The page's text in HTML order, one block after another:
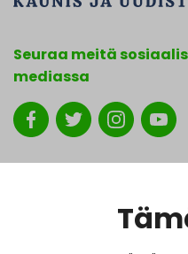
Seuraa meitä
mediassa